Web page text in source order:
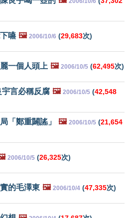
嚥 🖼️ 2006/10/6 (29,683次)
一個人頭上 🖼️ 2006/10/5 (62,495次)
言必稱反腐 🖼️ 2006/10/5 (42,548
「鄭重闢謠」 🖼️ 2006/10/5 (21,654
2006/10/5 (26,325次)
的毛澤東 🖼️ 2006/10/4 (47,335次)